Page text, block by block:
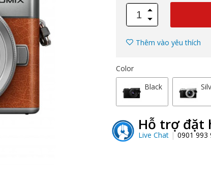
Thêm vào yêu thích
Color
Black
Hỗ trợ đặt
Live Chat 0901 993